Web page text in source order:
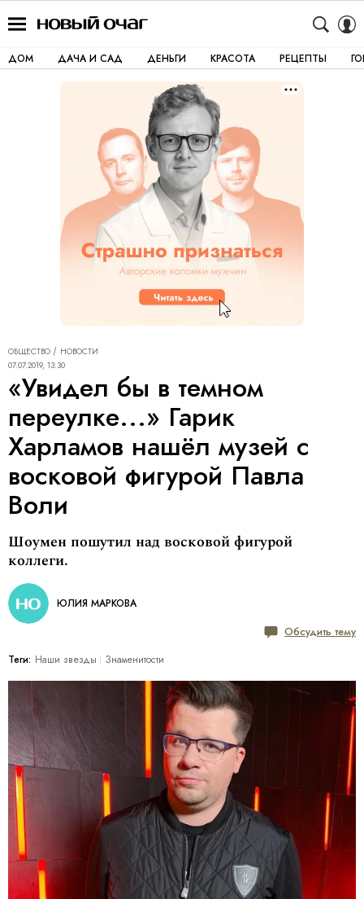
ДОМ ДАЧА И САД ДЕНЬГИ КРАСОТА РЕЦЕПТЫ
ОБЩЕСТВО
НОВОСТИ
07.07.2019, 13:30
«Увидел бы в темном
переулке...» Гарик
Харламов нашёл музей с
восковой фигурой Павла
Воли
Шоумен пошутил над восковой фигурой
коллеги.
ЮЛИЯ МАРКОВА
Обсудить тему
Теги: Наши звезды Знаменитости